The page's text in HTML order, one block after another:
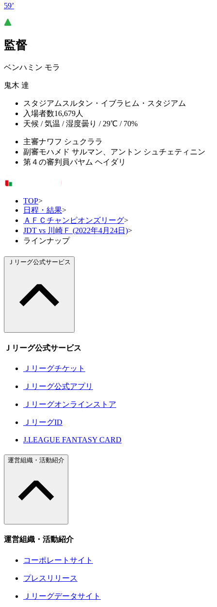
59’
監督
ベンハミン モラ
鬼木 達
スタジアム スルタン・イブラヒム・スタジアム
入場者数16,679人
天候 / 気温 / 湿度曇り / 29℃ / 70%
主審ナワフ シュクララ
副審モハメド サルマン、アントン シュチェティニン
第４の審判員パヤム ヘイダリ
TOP>
日程・結果>
ＡＦＣチャンピオンズリーグ>
JDT vs 川崎Ｆ (2022年4月24日)>
ラインナップ
Ｊリーグ公式サービス
Ｊリーグ公式サービス
Ｊリーグチケット
Ｊリーグ公式アプリ
Ｊリーグオンラインストア
ＪリーグID
J.LEAGUE FANTASY CARD
運営組織・活動紹介
運営組織・活動紹介
コーポレートサイト
プレスリリース
Ｊリーグデータサイト